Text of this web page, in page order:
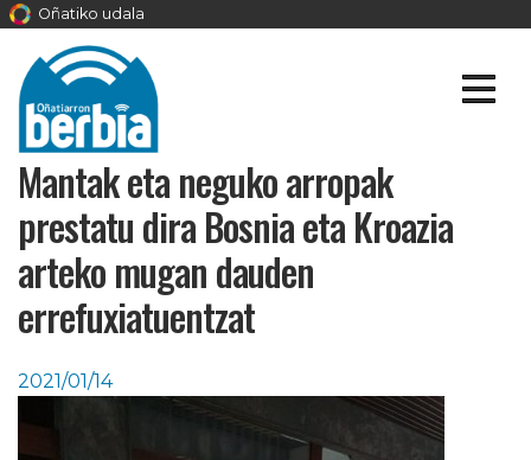
Oñatiko udala
Mantak eta neguko arropak
prestatu dira Bosnia eta Kroazia
arteko mugan dauden
errefuxiatuentzat
2021/01/14